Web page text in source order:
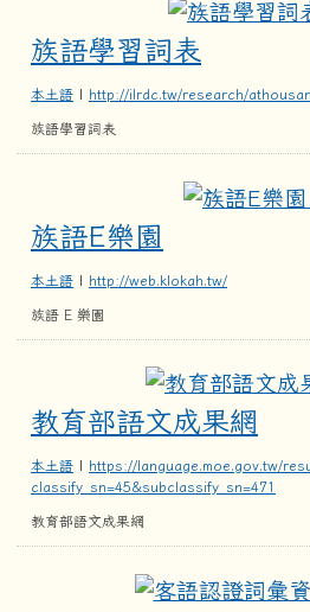
族語學習詞表
本土語 | http://ilrdc.tw/research/
族語學習詞表
族語E樂園
本土語 | http://web.klokah.tw/
族語 E 樂園
教育部語文成果網
本土語 | https://language.moe.gov.tw/
classify_sn=45&subclassify_sn=471
教育部語文成果網